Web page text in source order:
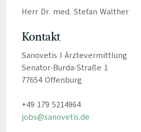
Herr Dr. med. Stefan Walther
Kontakt
Sanovetis I Ärztevermittlung
Senator-Burda-Straße 1
77654 Offenburg
+49 179 5214964
jobs@sanovetis.de